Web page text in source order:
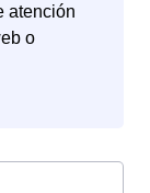
atención
o